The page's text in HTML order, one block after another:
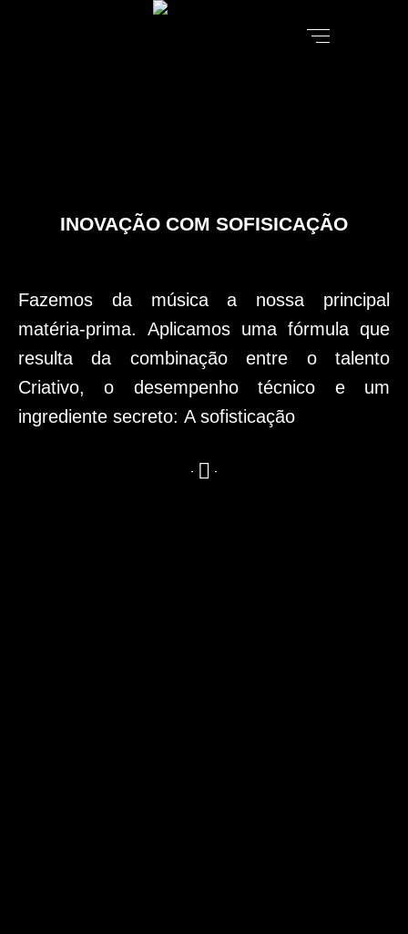
INOVAÇÃO COM SOFISICAÇÃO
Fazemos da música a nossa principal
matéria-prima. Aplicamos uma fórmula que
resulta da combinação entre o talento
Criativo, o desempenho técnico e um
ingrediente secreto: A sofisticação